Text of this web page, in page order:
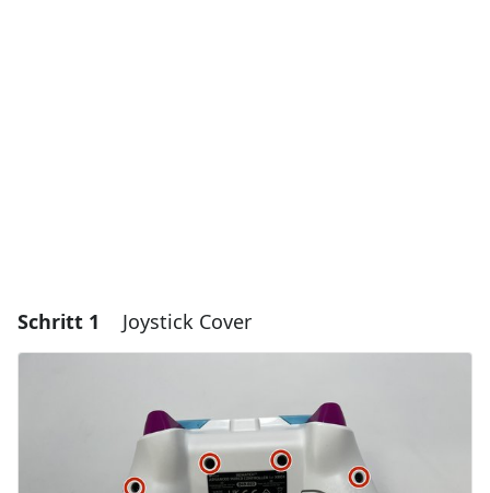
Schritt 1 Joystick Cover